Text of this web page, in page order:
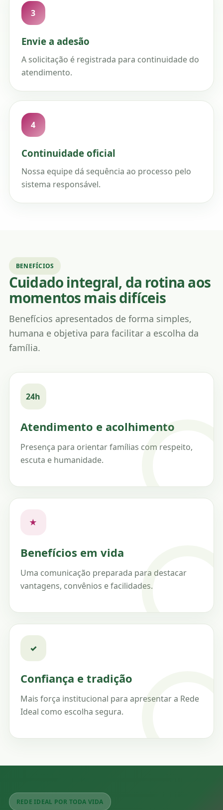
3
Envie a adesão
A solicitação é registrada para continuidade do
atendimento.
4
Continuidade oficial
Nossa equipe dá sequência ao processo pelo
sistema responsável.
BENEFÍCIOS
Cuidado integral, da rotina aos
momentos mais difíceis
Benefícios apresentados de forma simples,
humana e objetiva para facilitar a escolha da
família.
24h
Atendimento e acolhimento
Presença para orientar famílias com respeito,
escuta e humanidade.
★
Benefícios em vida
Uma comunicação preparada para destacar
vantagens, convênios e facilidades.
✓
Confiança e tradição
Mais força institucional para apresentar a Rede
Ideal como escolha segura.
REDE IDEAL POR TODA VIDA